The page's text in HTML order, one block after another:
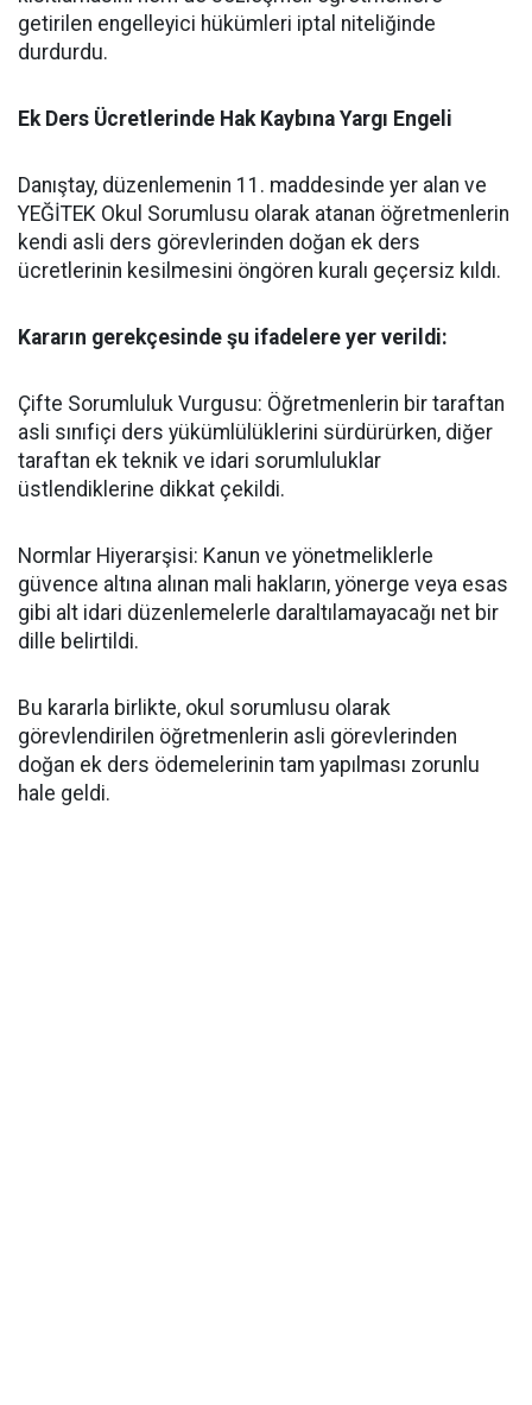
getirilen engelleyici hükümleri iptal niteliğinde
durdurdu.
​Ek Ders Ücretlerinde Hak Kaybına Yargı Engeli
​Danıştay, düzenlemenin 11. maddesinde yer alan ve
YEĞİTEK Okul Sorumlusu olarak atanan öğretmenlerin
kendi asli ders görevlerinden doğan ek ders
ücretlerinin kesilmesini öngören kuralı geçersiz kıldı.
​Kararın gerekçesinde şu ifadelere yer verildi:
​Çifte Sorumluluk Vurgusu: Öğretmenlerin bir taraftan
asli sınıfiçi ders yükümlülüklerini sürdürürken, diğer
taraftan ek teknik ve idari sorumluluklar
üstlendiklerine dikkat çekildi.
​Normlar Hiyerarşisi: Kanun ve yönetmeliklerle
güvence altına alınan mali hakların, yönerge veya esas
gibi alt idari düzenlemelerle daraltılamayacağı net bir
dille belirtildi.
​Bu kararla birlikte, okul sorumlusu olarak
görevlendirilen öğretmenlerin asli görevlerinden
doğan ek ders ödemelerinin tam yapılması zorunlu
hale geldi.